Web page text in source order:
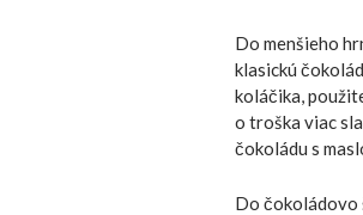
Do menšieho
klasickú
koláčika,
o troška viac
čokoládu s
Do čokoládovo